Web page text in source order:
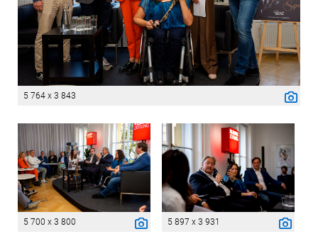
5 764 x 3 843
5 700 x 3 800 5 897 x 3 931